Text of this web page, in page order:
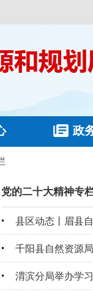
政
党的二十大精神专
县区动态丨眉县
千阳县自然资源
渭滨分局举办学